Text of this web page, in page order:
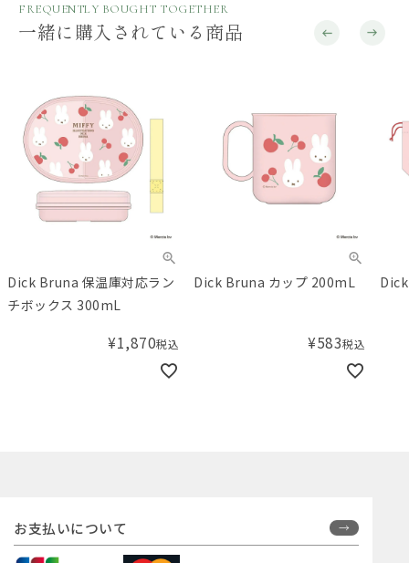
FREQUENTLY BOUGHT TOGETHER
一緒に購入されている商品
Dick Bruna 保温庫対応ラン
チボックス 300mL
¥1,870税込
Dick Bruna カップ 200mL
¥583税込
お支払いについて